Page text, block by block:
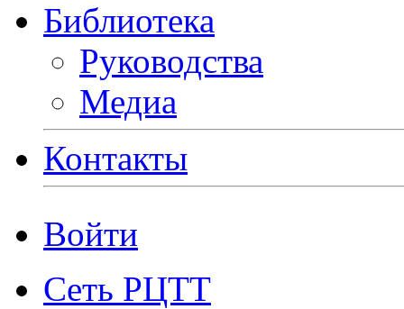
Библиотека
Руководства
Медиа
Контакты
Войти
Сеть РЦТТ